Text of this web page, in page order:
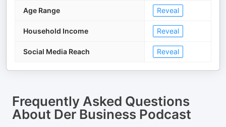
Age Range Reveal
Household Income Reveal
Social Media Reach Reveal
Frequently Asked Questions
About Der Business Podcast